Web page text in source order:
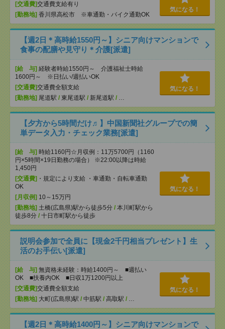
[交通費]交通費支給有り
[勤務地] 香川県高松市 ※車通勤・バイク通勤OK
気になる！
【週2日＊高時給1550円～】シニア向けマンションで
食事の配膳や見守り＊介護[派遣]
[給 与] 経験者時給1550円～ 介護福祉士時給
1600円～ ※日払い/週払いOK
[交通費]交通費全額支給
[勤務地] 尾道駅 / 東尾道駅 / 新尾道駅 / …
気になる！
【夕方から5時間だけ♬】中国新聞社グループでの簡
単データ入力・チェック業務[派遣]
[給 与] 時給1160円☆月収例：11万5700円（1160
円×5時間×19日勤務の場合） ※22:00以降は時給
1,450円
[交通費] ・規定により支給 ・車通勤・自転車通勤
OK
[月収例] 10～15万円
[勤務地] 土橋(広島県)駅から徒歩5分 / 本川町駅から
徒歩8分 / 十日市町駅から徒歩
気になる！
説明会参加で全員に【現金2千円相当プレゼント】生
活のお手伝い[派遣]
[給 与] 無資格未経験：時給1400円～ ■週払い
OK ■扶養内OK ■日収1万1200円以上
[交通費]交通費全額支給
[勤務地] 大町(広島県)駅 / 中筋駅 / 高取駅 / …
気になる！
【週2日＊高時給1400円～】シニア向けマンションで